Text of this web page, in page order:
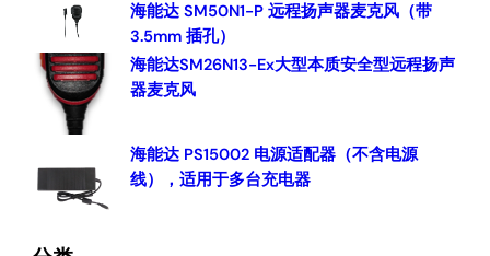
海能达 SM50N1-P 远程扬声器麦克风（带
3.5mm 插孔）
海能达SM26N13-Ex大型本质安全型远程扬声
器麦克风
海能达 PS15002 电源适配器（不含电源
线），适用于多台充电器